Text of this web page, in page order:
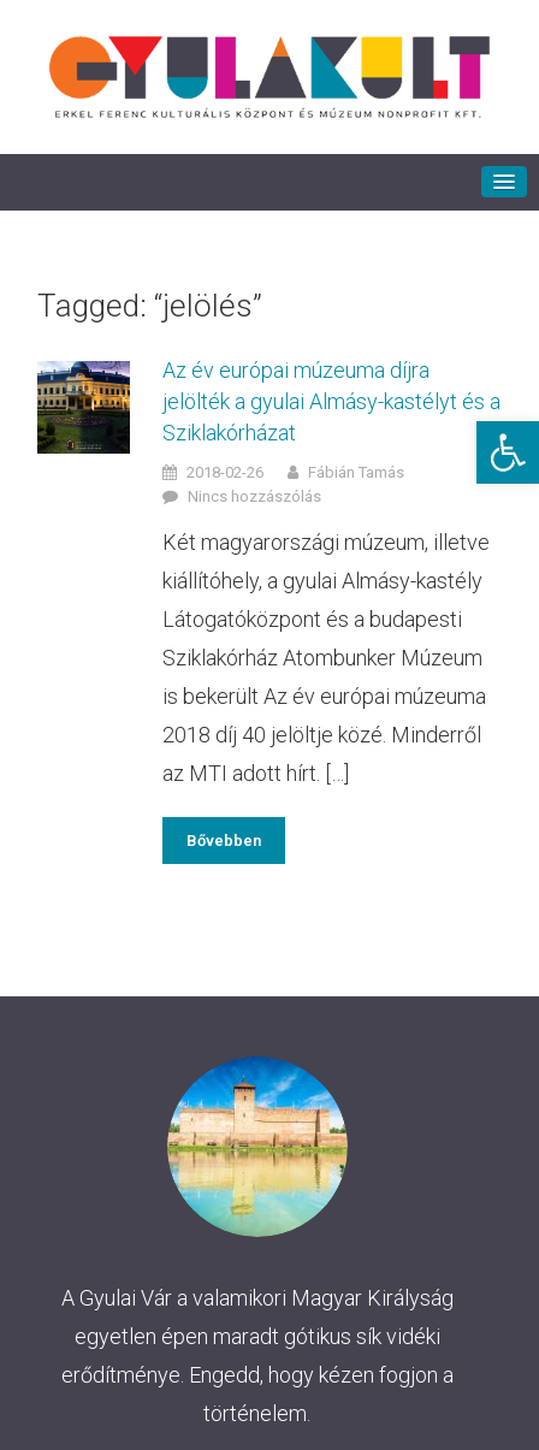
Tagged: “jelölés”
Az év európai múzeuma díjra
jelölték a gyulai Almásy-kastélyt és a
Sziklakórházat
2018-02-26
Fábián Tamás
Nincs hozzászólás
Két magyarországi múzeum, illetve
kiállítóhely, a gyulai Almásy-kastély
Látogatóközpont és a budapesti
Sziklakórház Atombunker Múzeum
is bekerült Az év európai múzeuma
2018 díj 40 jelöltje közé. Minderről
az MTI adott hírt. […]
Bővebben
A Gyulai Vár a valamikori Magyar Királyság
egyetlen épen maradt gótikus sík vidéki
erődítménye. Engedd, hogy kézen fogjon a
történelem.